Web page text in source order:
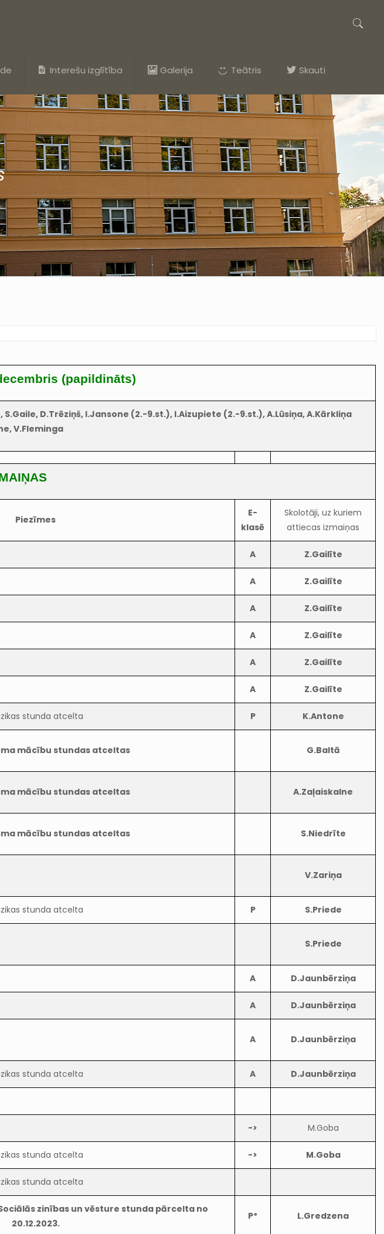
Interešu izglītība Galerija Teātris Skauti
(papildināts)
D.Trēziņš, I.Jansone (2.-9.st.), I.Aizupiete (2.-9.st.), A.Lūsiņa, A.Kārkliņa
V.Fleminga
Piezīmes
E-
klasē
Skolotāji, uz kuriem
attiecas izmaiņas
A Z.Gailīte
A Z.Gailīte
A Z.Gailīte
A Z.Gailīte
A Z.Gailīte
A Z.Gailīte
stunda atcelta P K.Antone
mācību stundas atceltas G.Baltā
mācību stundas atceltas A.Zaļaiskalne
mācību stundas atceltas S.Niedrīte
V.Zariņa
stunda atcelta P S.Priede
S.Priede
A D.Jaunbērziņa
A D.Jaunbērziņa
A D.Jaunbērziņa
stunda atcelta A D.Jaunbērziņa
-> M.Goba
stunda atcelta -> M.Goba
stunda atcelta
zinības un vēsture stunda pārcelta no
20.12.2023.
P* L.Gredzena